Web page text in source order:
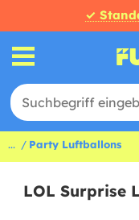
✓
... Party Luftballons
LOL Surprise